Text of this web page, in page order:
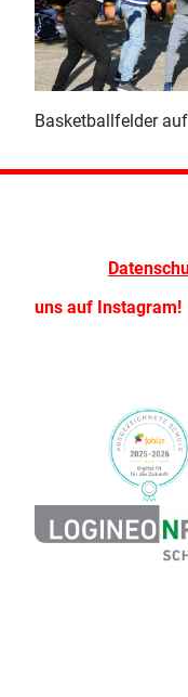
Basketballfelder
uns auf Instagram!